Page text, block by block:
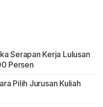
Serapan Kerja Lulusan
Persen
Pilih Jurusan Kuliah